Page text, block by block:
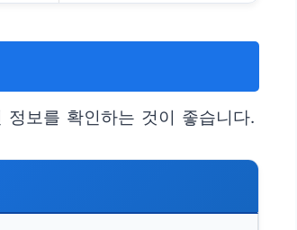
보를 확인하는 것이 좋습니다.